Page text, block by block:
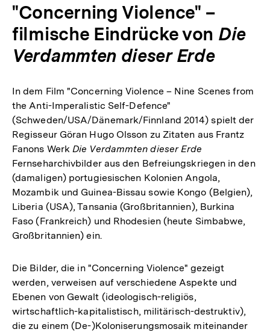
"Concerning Violence" –
filmische Eindrücke von Die
Verdammten dieser Erde
In dem Film "Concerning Violence – Nine Scenes from
the Anti-Imperalistic Self-Defence"
(Schweden/USA/Dänemark/Finnland 2014) spielt der
Regisseur Göran Hugo Olsson zu Zitaten aus Frantz
Fanons WerkDie Verdammten dieser Erde
Fernseharchivbilder aus den Befreiungskriegen in den
(damaligen) portugiesischen Kolonien Angola,
Mozambik und Guinea-Bissau sowie Kongo (Belgien),
Liberia (USA), Tansania (Großbritannien), Burkina
Faso (Frankreich) und Rhodesien (heute Simbabwe,
Großbritannien) ein.
Die Bilder, die in "Concerning Violence" gezeigt
werden, verweisen auf verschiedene Aspekte und
Ebenen von Gewalt (ideologisch-religiös,
wirtschaftlich-kapitalistisch, militärisch-destruktiv),
die zu einem (De-)Koloniserungsmosaik miteinander